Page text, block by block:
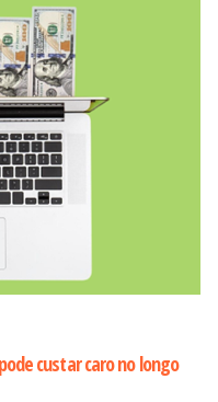
custar caro no longo